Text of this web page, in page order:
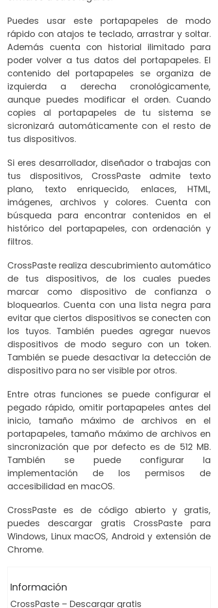
Puedes usar este portapapeles de modo
rápido con atajos te teclado, arrastrar y soltar.
Además cuenta con historial ilimitado para
poder volver a tus datos del portapapeles. El
contenido del portapapeles se organiza de
izquierda a derecha cronológicamente,
aunque puedes modificar el orden. Cuando
copies al portapapeles de tu sistema se
sicronizará automáticamente con el resto de
tus dispositivos.
Si eres desarrollador, diseñador o trabajas con
tus dispositivos, CrossPaste admite texto
plano, texto enriquecido, enlaces, HTML,
imágenes, archivos y colores. Cuenta con
búsqueda para encontrar contenidos en el
histórico del portapapeles, con ordenación y
filtros.
CrossPaste realiza descubrimiento automático
de tus dispositivos, de los cuales puedes
marcar como dispositivo de confianza o
bloquearlos. Cuenta con una lista negra para
evitar que ciertos dispositivos se conecten con
los tuyos. También puedes agregar nuevos
dispositivos de modo seguro con un token.
También se puede desactivar la detección de
dispositivo para no ser visible por otros.
Entre otras funciones se puede configurar el
pegado rápido, omitir portapapeles antes del
inicio, tamaño máximo de archivos en el
portapapeles, tamaño máximo de archivos en
sincronización que por defecto es de 512 MB.
También se puede configurar la
implementación de los permisos de
accesibilidad en macOS.
CrossPaste es de código abierto y gratis,
puedes descargar gratis CrossPaste para
Windows, Linux macOS, Android y extensión de
Chrome.
Información
CrossPaste – Descargar gratis